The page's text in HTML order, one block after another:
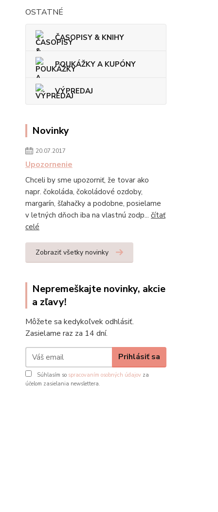
OSTATNÉ
ČASOPISY & KNIHY
POUKÁŽKY A KUPÓNY
VÝPREDAJ
Novinky
20.07.2017
Upozornenie
Chceli by sme upozorniť, že tovar ako
napr. čokoláda, čokoládové ozdoby,
margarín, šľahačky a podobne, posielame
v letných dňoch iba na vlastnú zodp... čítať
celé
Zobraziť všetky novinky
Nepremeškajte novinky, akcie
a zľavy!
Môžete sa kedykoľvek odhlásiť.
Zasielame raz za 14 dní.
Prihlásiť sa
Súhlasím so spracovaním osobných údajov za
účelom zasielania newslettera.